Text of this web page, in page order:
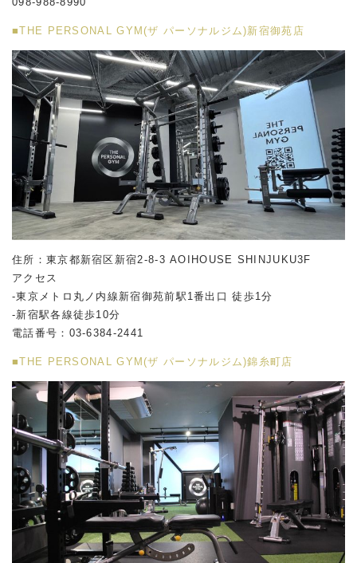
■THE PERSONAL GYM(ザ パーソナルジム)新宿御苑店
住所：東京都新宿区新宿2-8-3 AOIHOUSE SHINJUKU3F
アクセス
-東京メトロ丸ノ内線新宿御苑前駅1番出口 徒歩1分
-新宿駅各線徒歩10分
電話番号：03-6384-2441
■THE PERSONAL GYM(ザ パーソナルジム)錦糸町店